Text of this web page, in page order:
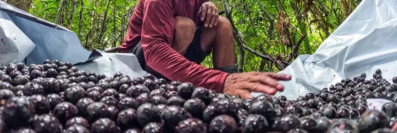
elevadas.
O presidente do Sebrae, Rodrigo Soares, afirmou que a
melhora das projeções cria novas possibilidades para os
empreendedores. “A projeção de inflação melhora e a
economia está fortalecida. Para os pequenos negócios, o